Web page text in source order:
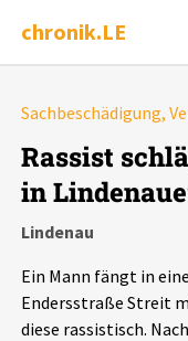
chronik.LE
Chronik
Leipziger Zustände
Sachbeschädigung,
Rassist
in
Lindenau
Ein Mann fängt in
Endersstraße Streit
diese rassistisch.
Alle
Ereignisse
Ereignisse